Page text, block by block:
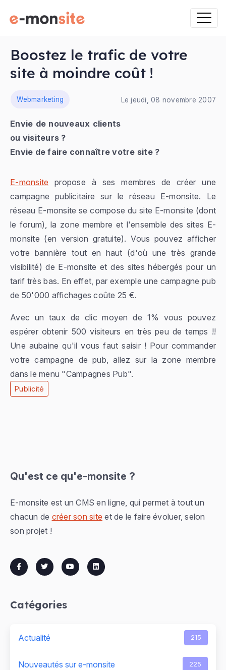
Boostez le trafic de votre
site à moindre coût !
Le jeudi, 08 novembre 2007
Webmarketing
Envie de nouveaux clients
ou visiteurs ?
Envie de faire connaître votre site ?
E-monsite propose à ses membres de créer une
campagne publicitaire sur le réseau E-monsite. Le
réseau E-monsite se compose du site E-monsite (dont
le forum), la zone membre et l'ensemble des sites E-
monsite (en version gratuite). Vous pouvez afficher
votre bannière tout en haut (d'où une très grande
visibilité) de E-monsite et des sites hébergés pour un
tarif très bas. En effet, par exemple une campagne pub
de 50'000 affichages coûte 25 €.
Avec un taux de clic moyen de 1% vous pouvez
espérer obtenir 500 visiteurs en très peu de temps !!
Une aubaine qu'il vous faut saisir ! Pour commander
votre campagne de pub, allez sur la zone membre
dans le menu "Campagnes Pub".
Publicité
Qu'est ce qu'e-monsite ?
E-monsite est un CMS en ligne, qui permet à tout un
chacun de créer son site et de le faire évoluer, selon
son projet !
Catégories
Actualité 215
Nouveautés sur e-monsite 225